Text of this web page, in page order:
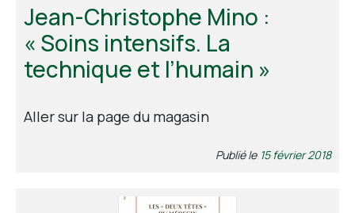
Jean-Christophe Mino :
« Soins intensifs. La
technique et l’humain »
Aller sur la page du magasin
Publié le 15 février 2018